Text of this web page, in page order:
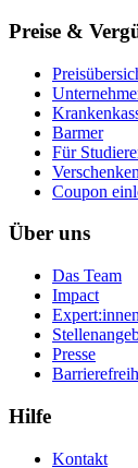
Preise &
Barmer
Für
Ver­schen­ken
Coupon
Über uns
Das Team
Impact
Expert:innen
Presse
Hilfe
Kontakt